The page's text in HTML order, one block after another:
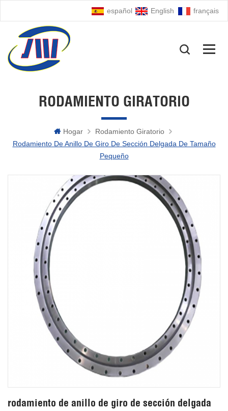
español English français
RODAMIENTO GIRATORIO
Hogar
Rodamiento Giratorio
Rodamiento De Anillo De Giro De Sección Delgada De Tamaño
Pequeño
rodamiento de anillo de giro de sección delgada